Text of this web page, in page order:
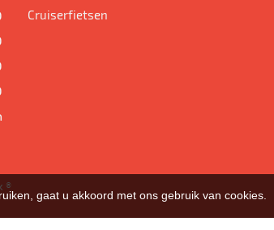
Cruiserfietsen
®
gaat u akkoord met ons gebruik van cookies.